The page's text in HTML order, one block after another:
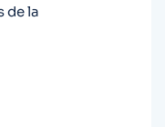
de la